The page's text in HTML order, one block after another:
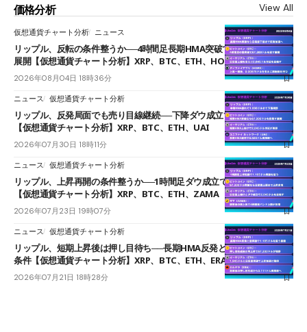
価格分析 View All
仮想通貨チャート分析 ニュース
リップル、反転の条件整うか──4時間足長期HMA突破で雲下端を目指す
展開【仮想通貨チャート分析】XRP、BTC、ETH、HOME
2026年08月04日 18時36分
ニュース 仮想通貨チャート分析
リップル、反発局面でも売り目線継続──下降ダウ成立で下値追う展開
【仮想通貨チャート分析】XRP、BTC、ETH、UAI
2026年07月30日 18時11分
ニュース 仮想通貨チャート分析
リップル、上昇再開の条件整うか──1時間足ダウ成立で1.185ドルを狙う
【仮想通貨チャート分析】XRP、BTC、ETH、ZAMA
2026年07月23日 19時07分
ニュース 仮想通貨チャート分析
リップル、短期上昇後は押し目待ち──長期HMA反発と雲上抜けが買い
条件【仮想通貨チャート分析】XRP、BTC、ETH、ERA
2026年07月21日 18時28分